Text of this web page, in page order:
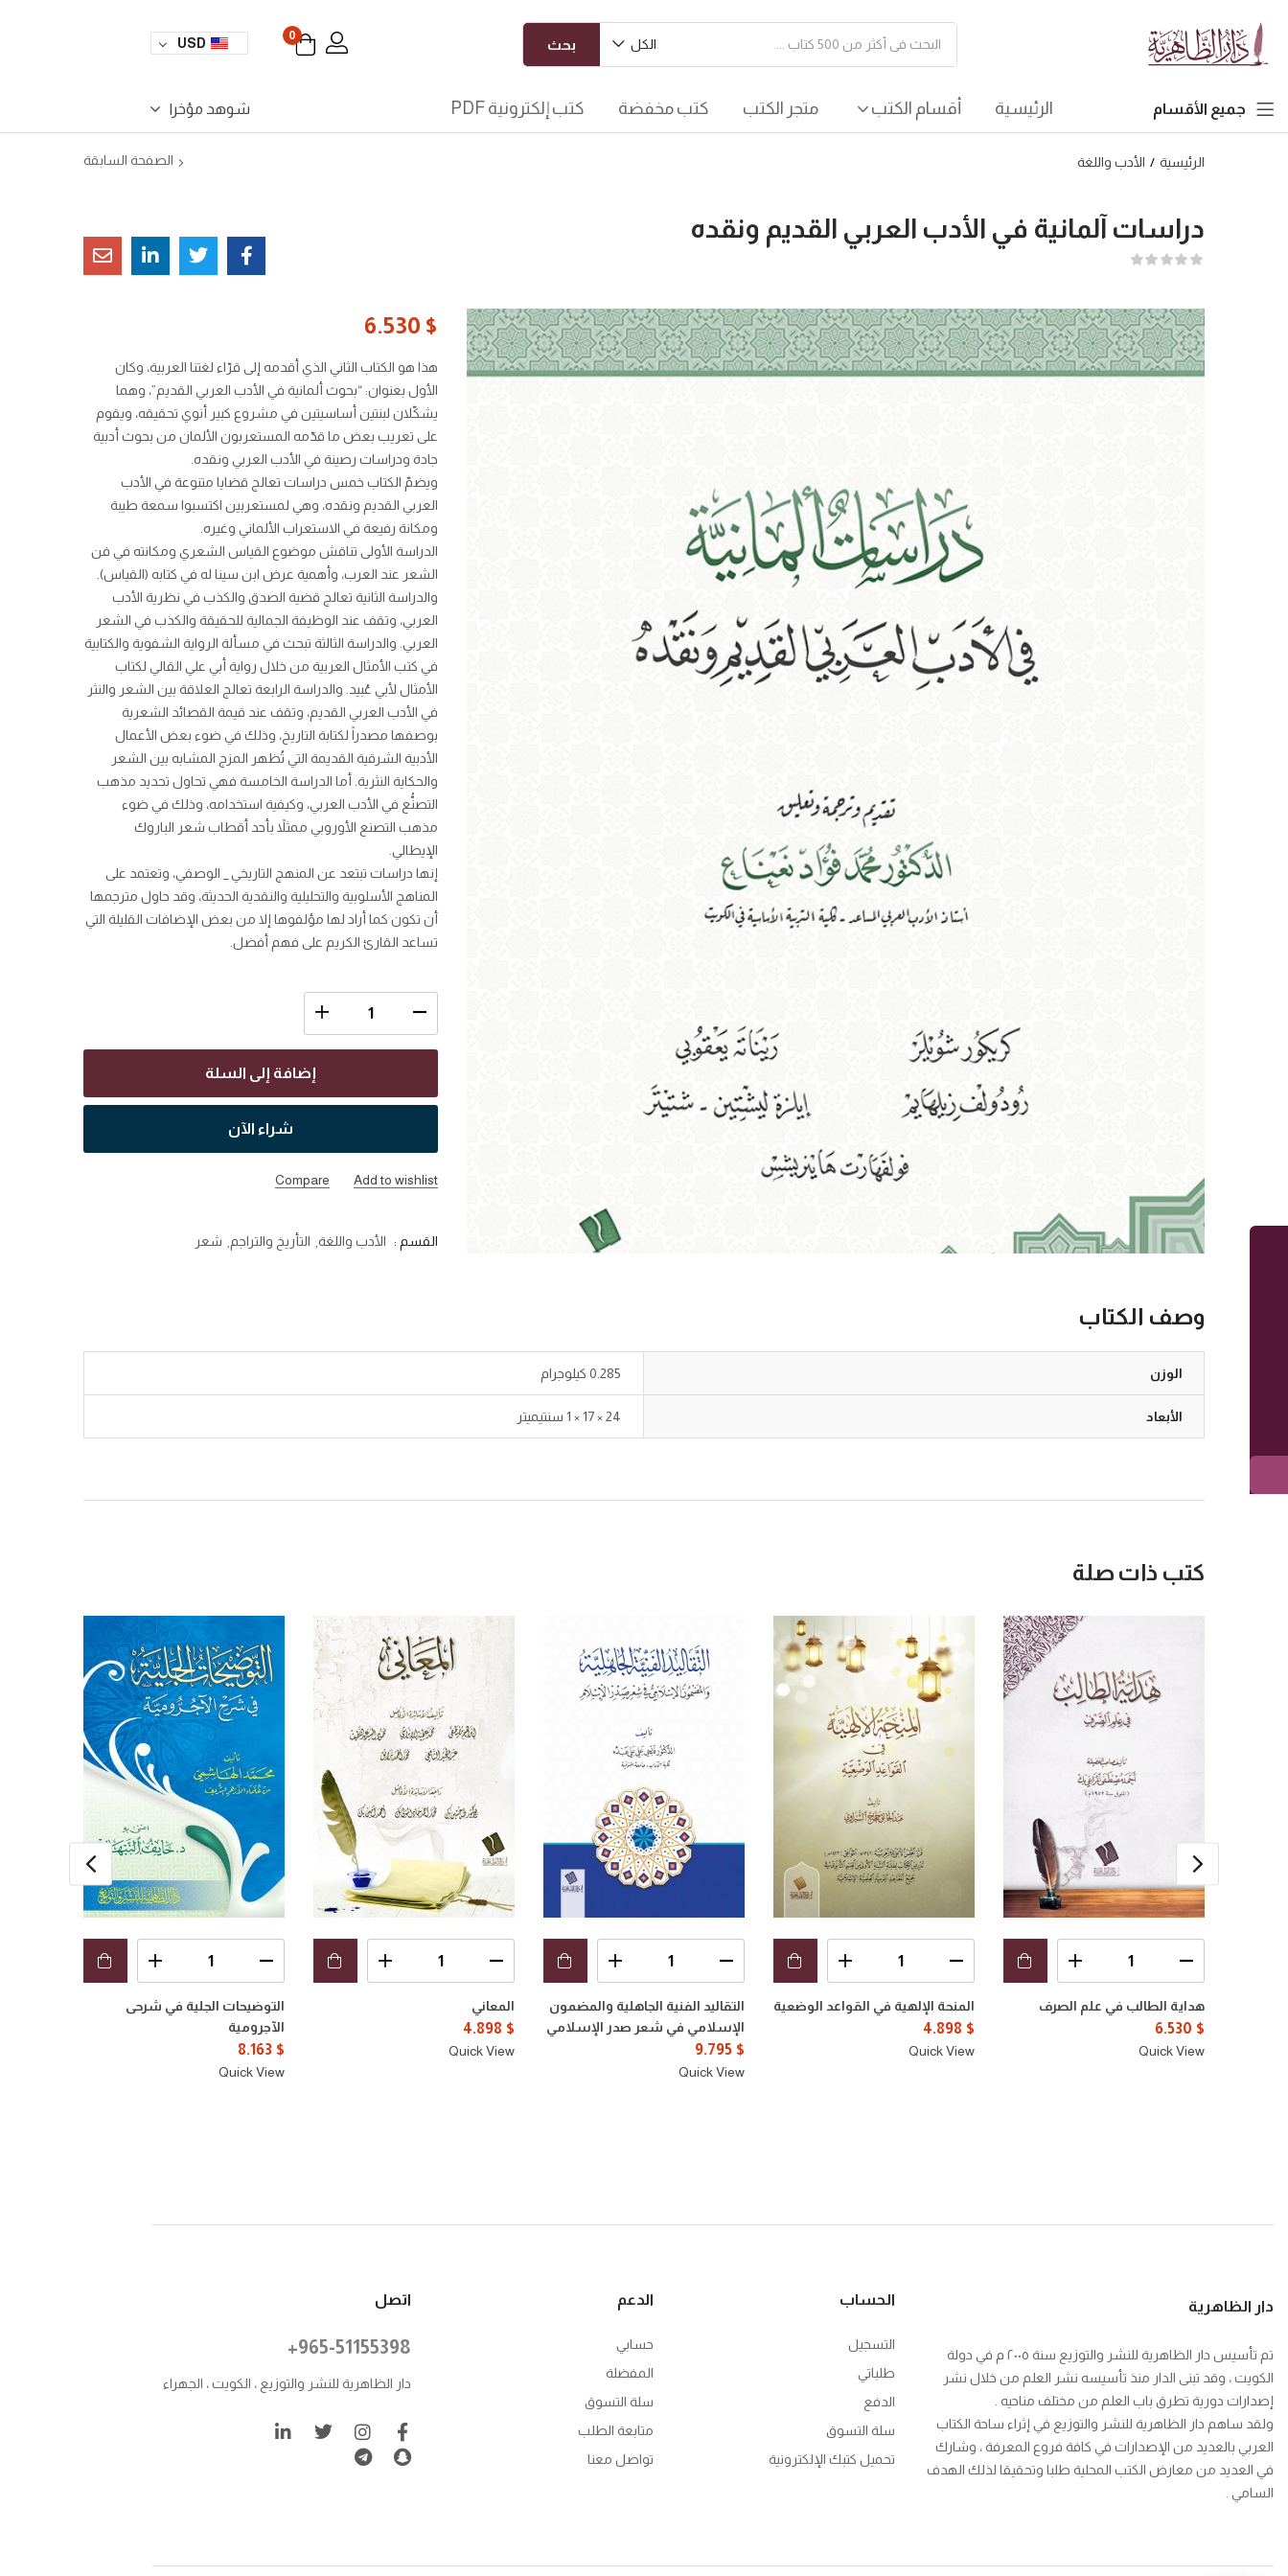
الكل بحث
0
USD
جميع الأقسام الرئيسية أقسام الكتب متجر الكتب كتب مخفضة كتب إلكترونية PDF شوهد مؤخرا
الرئيسية الأدب واللغة الصفحة السابقة
دراسات آلمانية في الأدب العربي القديم ونقده
6.530 $
هذا هو الكتاب الثاني الذي أقدمه إلى قرّاء لغتنا العربية، وكان
الأول بعنوان: “بحوث ألمانية في الأدب العربي القديم”، وهما
يشكّلان لبنتين أساسيتين في مشروع كبير أنوي تحقيقه، ويقوم
على تعريب بعض ما قدّمه المستعربون الألمان من بحوث أدبية
جادة ودراسات رصينة في الأدب العربي ونقده.
ويضمّ الكتاب خمس دراسات تعالج قضايا متنوعة في الأدب
العربي القديم ونقده، وهي لمستعربين اكتسبوا سمعة طيبة
ومكانة رفيعة في الاستعراب الألماني وغيره.
الدراسة الأولى تناقش موضوع القياس الشعري ومكانته في فن
الشعر عند العرب، وأهمية عرض ابن سينا له في كتابه (القياس).
والدراسة الثانية تعالج قضية الصدق والكذب في نظرية الأدب
العربي، وتقف عند الوظيفة الجمالية للحقيقة والكذب في الشعر
العربي. والدراسة الثالثة تبحث في مسألة الرواية الشفوية والكتابية
في كتب الأمثال العربية من خلال رواية أبي علي القالي لكتاب
الأمثال لأبي عُبيد. والدراسة الرابعة تعالج العلاقة بين الشعر والنثر
في الأدب العربي القديم، وتقف عند قيمة القصائد الشعرية
بوصفها مصدراً لكتابة التاريخ، وذلك في ضوء بعض الأعمال
الأدبية الشرقية القديمة التي تُظهر المزج المشابه بين الشعر
والحكاية النثرية. أما الدراسة الخامسة فهي تحاول تحديد مذهب
التصنُّع في الأدب العربي، وكيفية استخدامه، وذلك في ضوء
مذهب التصنع الأوروبي ممثلاً بأحد أقطاب شعر الباروك
الإيطالي.
إنها دراسات تبتعد عن المنهج التاريخي _ الوصفي، وتعتمد على
المناهج الأسلوبية والتحليلية والنقدية الحديثة، وقد حاول مترجمها
أن تكون كما أراد لها مؤلفوها إلا من بعض الإضافات القليلة التي
تساعد القارئ الكريم على فهم أفضل.
إضافة إلى السلة
شراء الآن
Add to wishlist
Compare
القسم : الأدب واللغة التأريخ والتراجم شعر
وصف الكتاب
الوزن 0.285 كيلوجرام
الأبعاد 24 × 17 × 1 سنتيميتر
كتب ذات صلة
التوضيحات الجلية في شرحى
الآجرومية
8.163 $
Quick View
المعاني
4.898 $
Quick View
التقاليد الفنية الجاهلية والمضمون
الإسلامي في شعر صدر الإسلامي
9.795 $
Quick View
المنحة الإلهية في القواعد الوضعية
4.898 $
Quick View
هداية الطالب في علم الصرف
6.530 $
Quick View
دار الظاهرية
تم تأسيس دار الظاهرية للنشر والتوزيع سنة ٢٠٠٥ م في دولة
الكويت ، وقد تبنى الدار منذ تأسيسه نشر العلم من خلال نشر
إصدارات دورية تطرق باب العلم من مختلف مناحيه .
ولقد ساهم دار الظاهرية للنشر والتوزيع في إثراء ساحة الكتاب
العربي بالعديد من الإصدارات في كافة فروع المعرفة ، وشارك
في العديد من معارض الكتب المحلية طلبا وتحقيقا لذلك الهدف
السامي .
الحساب
التسجيل
طلباتي
الدفع
سلة التسوق
تحميل كتبك الإلكترونية
الدعم
حسابي
المفضلة
سلة التسوق
متابعة الطلب
تواصل معنا
اتصل
+965-51155398
دار الظاهرية للنشر والتوزيع ، الكويت ، الجهراء